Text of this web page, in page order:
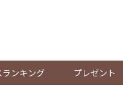
ランキング プレゼント